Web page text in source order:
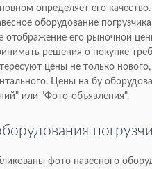
определяет его
оборудование
отображение его рыночной
решения о покупке
цены не только
Цены на бу
или "Фото-объявления".
фото навесного